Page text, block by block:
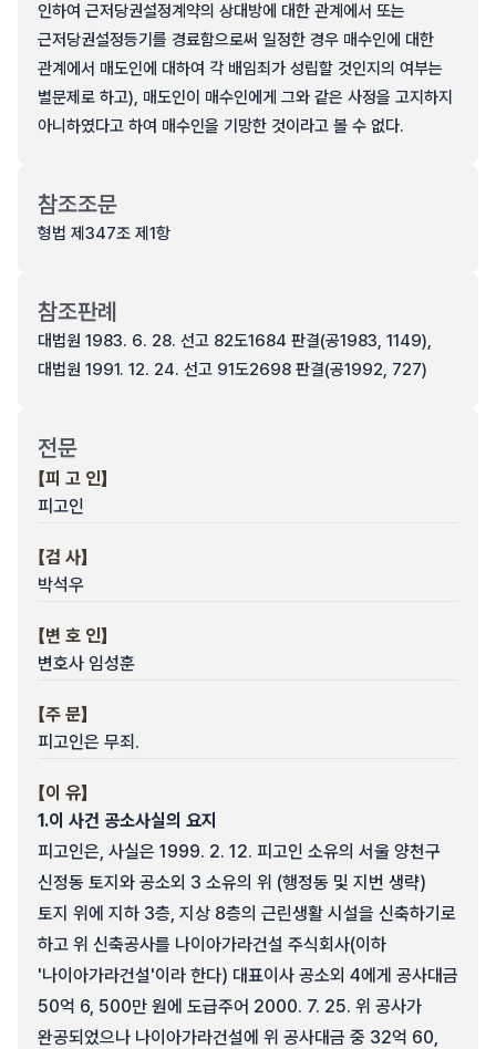
인하여 근저당권설정계약의 상대방에 대한 관계에서 또는
근저당권설정등기를 경료함으로써 일정한 경우 매수인에 대한
관계에서 매도인에 대하여 각 배임죄가 성립할 것인지의 여부는
별문제로 하고), 매도인이 매수인에게 그와 같은 사정을 고지하지
아니하였다고 하여 매수인을 기망한 것이라고 볼 수 없다.
참조조문
형법 제347조 제1항
참조판례
대법원 1983. 6. 28. 선고 82도1684 판결(공1983, 1149),
대법원 1991. 12. 24. 선고 91도2698 판결(공1992, 727)
전문
【피 고 인】
피고인
【검 사】
박석우
【변 호 인】
변호사 임성훈
【주 문】
피고인은 무죄.
【이 유】
1.이 사건 공소사실의 요지
피고인은, 사실은 1999. 2. 12. 피고인 소유의 서울 양천구
신정동 토지와 공소외 3 소유의 위 (행정동 및 지번 생략)
토지 위에 지하 3층, 지상 8층의 근린생활 시설을 신축하기로
하고 위 신축공사를 나이아가라건설 주식회사(이하
'나이아가라건설'이라 한다) 대표이사 공소외 4에게 공사대금
50억 6, 500만 원에 도급주어 2000. 7. 25. 위 공사가
완공되었으나 나이아가라건설에 위 공사대금 중 32억 60,